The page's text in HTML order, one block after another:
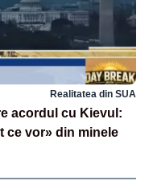
Realitatea din SUA
acordul cu Kievul:
ce vor» din minele